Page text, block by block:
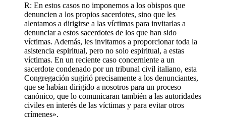
R: En estos casos no imponemos a los obispos que
denuncien a los propios sacerdotes, sino que les
alentamos a dirigirse a las víctimas para invitarlas a
denunciar a estos sacerdotes de los que han sido
víctimas. Además, les invitamos a proporcionar toda la
asistencia espiritual, pero no solo espiritual, a estas
víctimas. En un reciente caso concerniente a un
sacerdote condenado por un tribunal civil italiano, esta
Congregación sugirió precisamente a los denunciantes,
que se habían dirigido a nosotros para un proceso
canónico, que lo comunicaran también a las autoridades
civiles en interés de las víctimas y para evitar otros
crímenes».